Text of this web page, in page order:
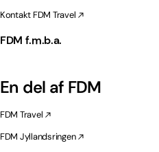
Kontakt FDM Travel
FDM f.m.b.a.
En del af FDM
FDM Travel
FDM Jyllandsringen